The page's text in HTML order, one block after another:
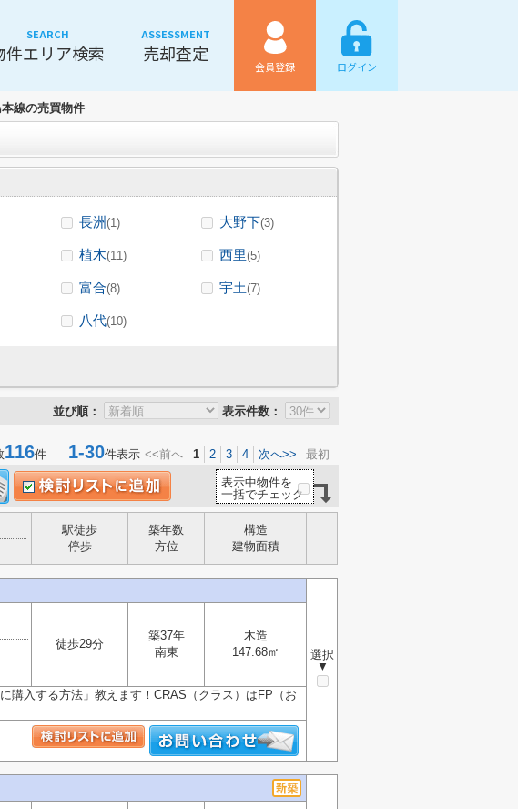
SEARCH
件エリア検索
ASSESSMENT
売却査定
会員登録 ログイン
線の売買物件
長洲 (1) 大野下(3)
植木(11) 西里(5)
富合(8) 宇土(7)
八代(10)
並び順： 表示件数：
116件 1-30件表示 <<前へ 1 2 3 4 次へ>> 最初
表示中物件を
一括でチェック
駅徒歩
停歩
築年数
方位
構造
建物面積
選択
▼
徒歩29分
築37年
南東
木造
147.68㎡
購入する方法」教えます！CRAS（クラス）はFP（お